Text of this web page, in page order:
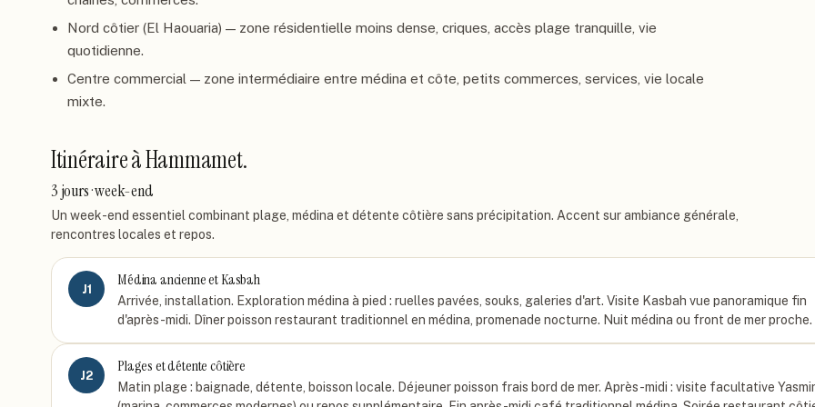
Nord côtier (El Haouaria) — zone résidentielle moins dense, criques, accès plage tranquille, vie
quotidienne.
Centre commercial — zone intermédiaire entre médina et côte, petits commerces, services, vie locale
mixte.
Itinéraire àHammamet.
3 jours · week-end
Un week-end essentiel combinant plage, médina et détente côtière sans précipitation. Accent sur ambiance générale,
rencontres locales et repos.
J1 Médina ancienne et Kasbah
Arrivée, installation. Exploration médina à pied : ruelles pavées, souks, galeries d'art. Visite Kasbah vue panoramique fin
d'après-midi. Dîner poisson restaurant traditionnel en médina, promenade nocturne. Nuit médina ou front de mer proche.
J2 Plages et détente côtière
Matin plage : baignade, détente, boisson locale. Déjeuner poisson frais bord de mer. Après-midi : visite facultative